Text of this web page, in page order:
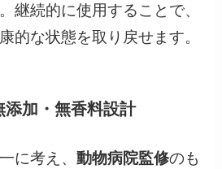
継続的に使用することで、
的な状態を取り戻せます。
加・無香料設計
に考え、動物病院監修のも